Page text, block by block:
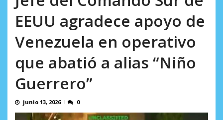
EEUU agradece apoyo de
Venezuela en operativo
que abatió a alias “Niño
Guerrero”
junio 13, 2026 0